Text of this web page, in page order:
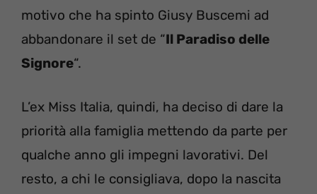
motivo che ha spinto Giusy Buscemi ad
abbandonare il set de “Il Paradiso delle
Signore“.
L’ex Miss Italia, quindi, ha deciso di dare la
priorità alla famiglia mettendo da parte per
qualche anno gli impegni lavorativi. Del
resto, a chi le consigliava, dopo la nascita